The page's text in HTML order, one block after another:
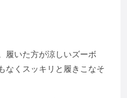
履いた方が涼しいズーボ
なくスッキリと履きこなそ